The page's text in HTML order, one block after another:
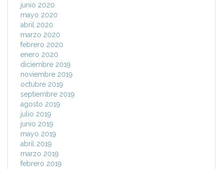
junio 2020
mayo 2020
abril 2020
marzo 2020
febrero 2020
enero 2020
diciembre 2019
noviembre 2019
octubre 2019
septiembre 2019
agosto 2019
julio 2019
junio 2019
mayo 2019
abril 2019
marzo 2019
febrero 2019